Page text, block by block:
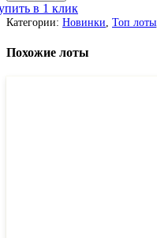
в 1 клик
Категории: Новинки Топ лоты
Похожие лоты